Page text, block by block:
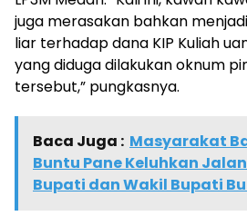
juga merasakan bahkan
liar terhadap dana KIP Kuliah
yang diduga dilakukan oknum
tersebut,” pungkasnya.
Baca Juga : Masyarakat
Buntu Pane Keluhkan
Bupati dan Wakil Bupati